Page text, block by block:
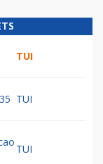
TUI
TUI
TUI